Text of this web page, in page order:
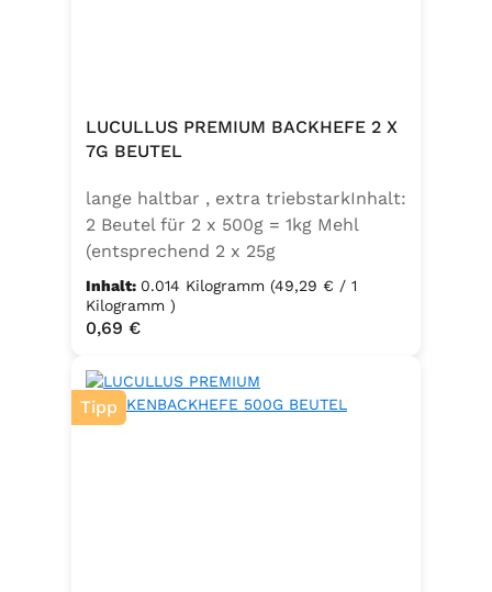
LUCULLUS PREMIUM BACKHEFE 2 X
7G BEUTEL
lange haltbar , extra triebstarkInhalt:
2 Beutel für 2 x 500g = 1kg Mehl
(entsprechend 2 x 25g
Frischhefe)Zutaten: Trockenbackhefe
, Emulgator E491 (Unter
Schutzatmosphäre verpackt)
Inhalt: 0.014 Kilogramm (49,29 € / 1
Kilogramm )
Regulärer Preis:
0,69 €
Tipp